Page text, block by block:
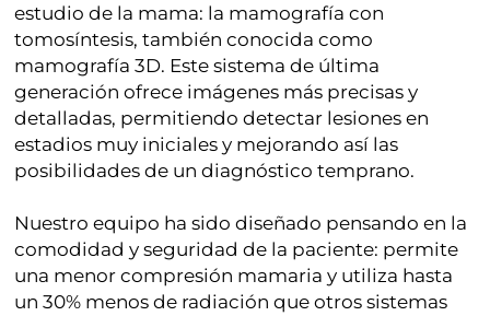
estudio de la mama: la mamografía con
tomosíntesis, también conocida como
mamografía 3D. Este sistema de última
generación ofrece imágenes más precisas y
detalladas, permitiendo detectar lesiones en
estadios muy iniciales y mejorando así las
posibilidades de un diagnóstico temprano.
Nuestro equipo ha sido diseñado pensando en la
comodidad y seguridad de la paciente: permite
una menor compresión mamaria y utiliza hasta
un 30% menos de radiación que otros sistemas